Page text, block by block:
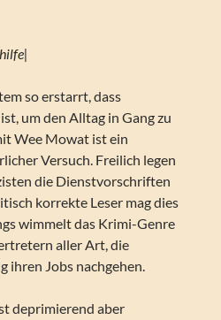
so erstarrt, dass
um den Alltag in Gang zu
Wee Mowat ist ein
Versuch. Freilich legen
die Dienstvorschriften
korrekte Leser mag dies
wimmelt das Krimi-Genre
aller Art, die
ihren Jobs nachgehen.
deprimierend aber